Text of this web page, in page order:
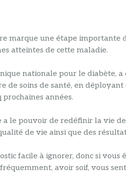
marque une étape importante
atteintes de cette maladie.
nationale pour le diabète,
de soins de santé, en
années.
le pouvoir de redéfinir la vie
de vie ainsi que des
facile à ignorer, donc si vous
avoir soif, vous